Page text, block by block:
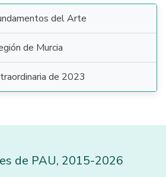
del Arte
de Murcia
de 2023
de PAU, 2015-2026